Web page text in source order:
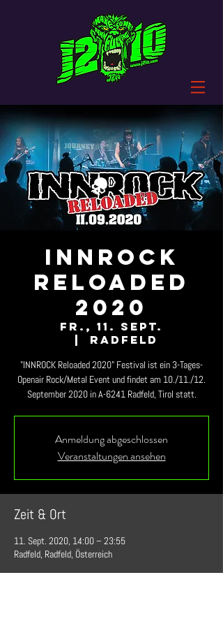
INNROCK
reloaded
2020
Fr., 11. Sept.
Radfeld
"INNROCK Reloaded 2020" Festival ist ein 3-Tages-
Openair Rock/Metal Event und findet am 10./11./12.
September 2020 in A-6241 Radfeld, Tirol statt.
Anmeldung abgeschlossen
Veranstaltungen ansehen
Zeit & Ort
11. Sept. 2020, 14:00 – 23:55
Radfeld, Radfeld, Österreich